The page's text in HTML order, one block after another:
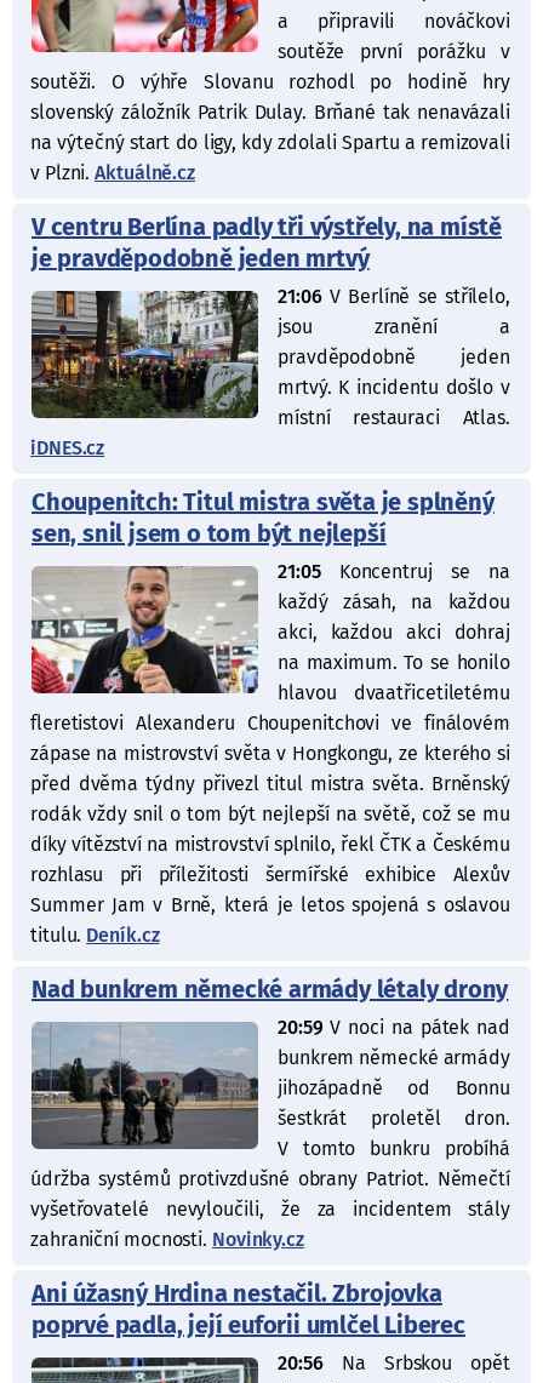
a připravili nováčkovi
soutěže první porážku v
soutěži. O výhře Slovanu rozhodl po hodině hry
slovenský záložník Patrik Dulay. Brňané tak nenavázali
na výtečný start do ligy, kdy zdolali Spartu a remizovali
v Plzni.Aktuálně.cz
V centru Berlína padly tři výstřely, na místě
je pravděpodobně jeden mrtvý
21:06V Berlíně se střílelo,
jsou zranění a
pravděpodobně jeden
mrtvý. K incidentu došlo v
místní restauraci Atlas.
iDNES.cz
Choupenitch: Titul mistra světa je splněný
sen, snil jsem o tom být nejlepší
21:05Koncentruj se na
každý zásah, na každou
akci, každou akci dohraj
na maximum. To se honilo
hlavou dvaatřicetiletému
fleretistovi Alexanderu Choupenitchovi ve finálovém
zápase na mistrovství světa v Hongkongu, ze kterého si
před dvěma týdny přivezl titul mistra světa. Brněnský
rodák vždy snil o tom být nejlepší na světě, což se mu
díky vítězství na mistrovství splnilo, řekl ČTK a Českému
rozhlasu při příležitosti šermířské exhibice Alexův
Summer Jam v Brně, která je letos spojená s oslavou
titulu.Deník.cz
Nad bunkrem německé armády létaly drony
20:59 V noci na pátek nad
bunkrem německé armády
jihozápadně od Bonnu
šestkrát proletěl dron.
V tomto bunkru probíhá
údržba systémů protivzdušné obrany Patriot. Němečtí
vyšetřovatelé nevyloučili, že za incidentem stály
zahraniční mocnosti. Novinky.cz
Ani úžasný Hrdina nestačil. Zbrojovka
poprvé padla, její euforii umlčel Liberec
20:56Na Srbskou opět